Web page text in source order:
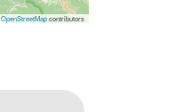
OpenStreetMapcontributors